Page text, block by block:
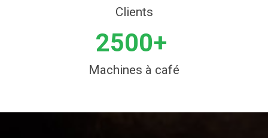
Clients
2500+
Machines à café